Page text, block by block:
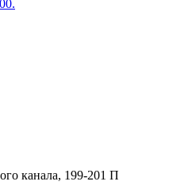
канала, 199-201 П